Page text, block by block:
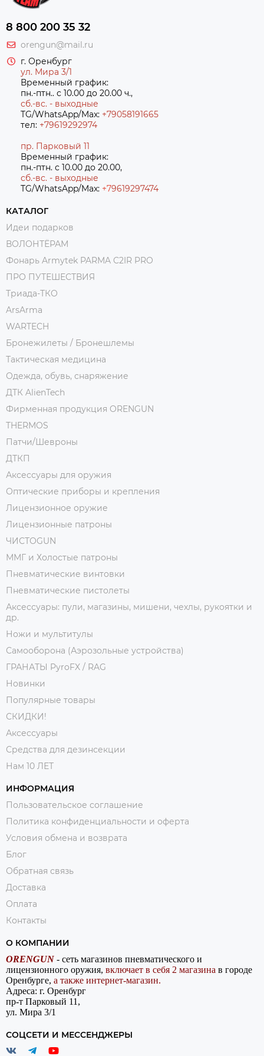
8 800 200 35 32
orengun@mail.ru
г. Оренбург
ул. Мира 3/1
Временный график:
пн.-птн.. с 10.00 до 20.00 ч.,
сб.-вс. - выходные
TG/WhatsApp/Max: +79058191665
тел: +79619292974
пр. Парковый 11
Временный график:
пн.-птн. с 10.00 до 20.00,
сб.-вс. - выходные
TG/WhatsApp/Max: +79619297474
КАТАЛОГ
Идеи подарков
ВОЛОНТЁРАМ
Фонарь Armytek PARMA C2IR PRO
ПРО ПУТЕШЕСТВИЯ
Триада-ТКО
ArsArma
WARTECH
Бронежилеты / Бронешлемы
Тактическая медицина
Одежда, обувь, снаряжение
ДТК AlienTech
Фирменная продукция ORENGUN
THERMOS
Патчи/Шевроны
ДТКП
Аксессуары для оружия
Оптические приборы и крепления
Лицензионное оружие
Лицензионные патроны
ЧИСТОGUN
ММГ и Холостые патроны
Пневматические винтовки
Пневматические пистолеты
Аксессуары: пули, магазины, мишени, чехлы, рукоятки и
др.
Ножи и мультитулы
Самооборона (Аэрозольные устройства)
ГРАНАТЫ PyroFX / RAG
Новинки
Популярные товары
СКИДКИ!
Аксессуары
Средства для дезинсекции
Нам 10 ЛЕТ
ИНФОРМАЦИЯ
Пользовательское соглашение
Политика конфиденциальности и оферта
Условия обмена и возврата
Блог
Обратная связь
Доставка
Оплата
Контакты
О КОМПАНИИ
ORENGUN - сеть магазинов пневматического и
лицензионного оружия, включает в себя 2 магазина в городе
Оренбурге, а также интернет-магазин.
Адреса: г. Оренбург
пр-т Парковый 11,
ул. Мира 3/1
СОЦСЕТИ И МЕССЕНДЖЕРЫ